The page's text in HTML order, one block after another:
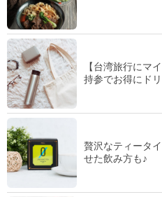
【台湾旅行にマ
持参でお得にド
贅沢なティータ
せた飲み方も♪